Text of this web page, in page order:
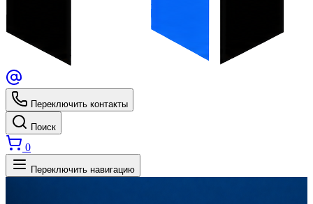
Переключить контакты
Поиск
0
Переключить навигацию